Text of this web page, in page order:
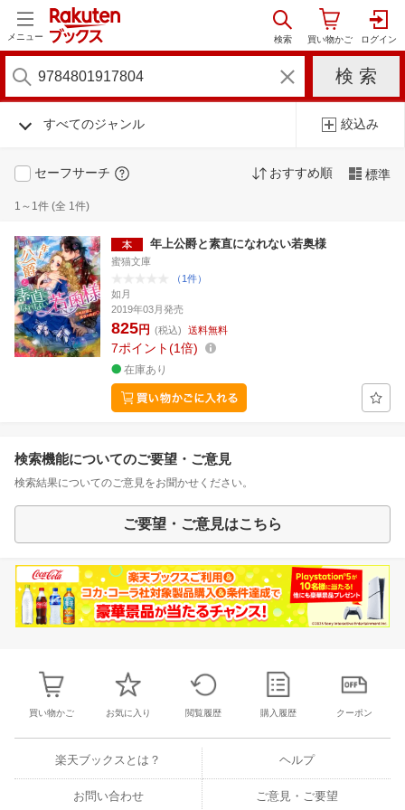
メニュー
すべてのジャンル 絞込み
セーフサーチ おすすめ順 標準
1～1件 (全 1件)
年上公爵と素直になれない若奥様
蜜猫文庫
（1件）
如月
2019年03月発売
825円 (税込) 送料無料
7ポイント 1倍
在庫あり
検索機能についてのご要望・ご意見
検索結果についてのご意見をお聞かせください。
ご要望・ご意見はこちら
買い物かご お気に入り 閲覧履歴 購入履歴 クーポン
楽天ブックスとは？ ヘルプ
お問い合わせ ご意見・ご要望